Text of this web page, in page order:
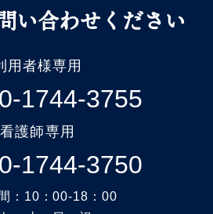
い合わせください
用者様専用
1744-3755
看護師専用
1744-3750
：10：00-18：00